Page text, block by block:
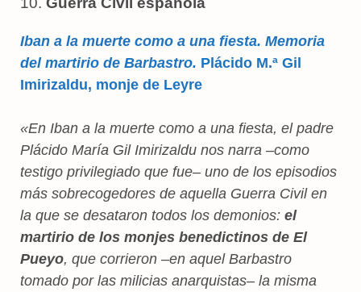
Iban a la muerte como a una fiesta. Memoria
del martirio de Barbastro. Plácido M.ª Gil
Imirizaldu, monje de Leyre
«En Iban a la muerte como a una fiesta, el padre
Plácido María Gil Imirizaldu nos narra –como
testigo privilegiado que fue– uno de los episodios
más sobrecogedores de aquella Guerra Civil en
la que se desataron todos los demonios: el
martirio de los monjes benedictinos de El
Pueyo, que corrieron –en aquel Barbastro
tomado por las milicias anarquistas– la misma